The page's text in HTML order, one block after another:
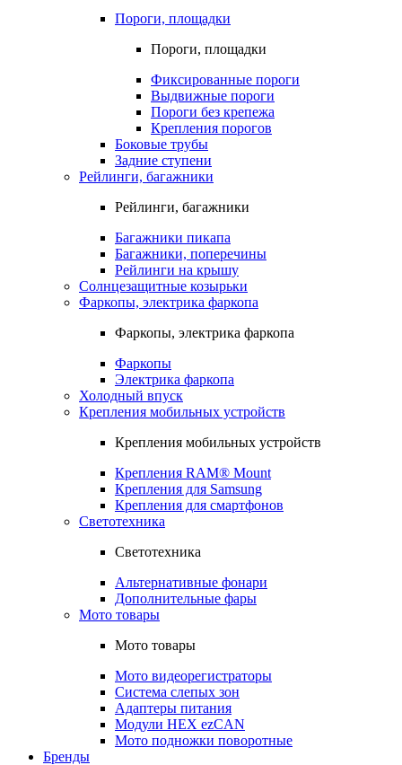
Пороги, площадки
Пороги, площадки
Фиксированные пороги
Выдвижные пороги
Пороги без крепежа
Крепления порогов
Боковые трубы
Задние ступени
Рейлинги, багажники
Рейлинги, багажники
Багажники пикапа
Багажники, поперечины
Рейлинги на крышу
Солнцезащитные козырьки
Фаркопы, электрика фаркопа
Фаркопы, электрика фаркопа
Фаркопы
Электрика фаркопа
Холодный впуск
Крепления мобильных устройств
Крепления мобильных устройств
Крепления RAM® Mount
Крепления для Samsung
Крепления для смартфонов
Светотехника
Светотехника
Альтернативные фонари
Дополнительные фары
Мото товары
Мото товары
Мото видеорегистраторы
Система слепых зон
Адаптеры питания
Модули HEX ezCAN
Мото подножки поворотные
Бренды